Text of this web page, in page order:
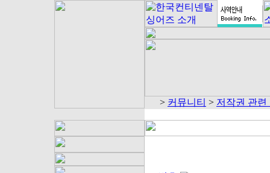
> 커뮤니티 > 저작권 관련